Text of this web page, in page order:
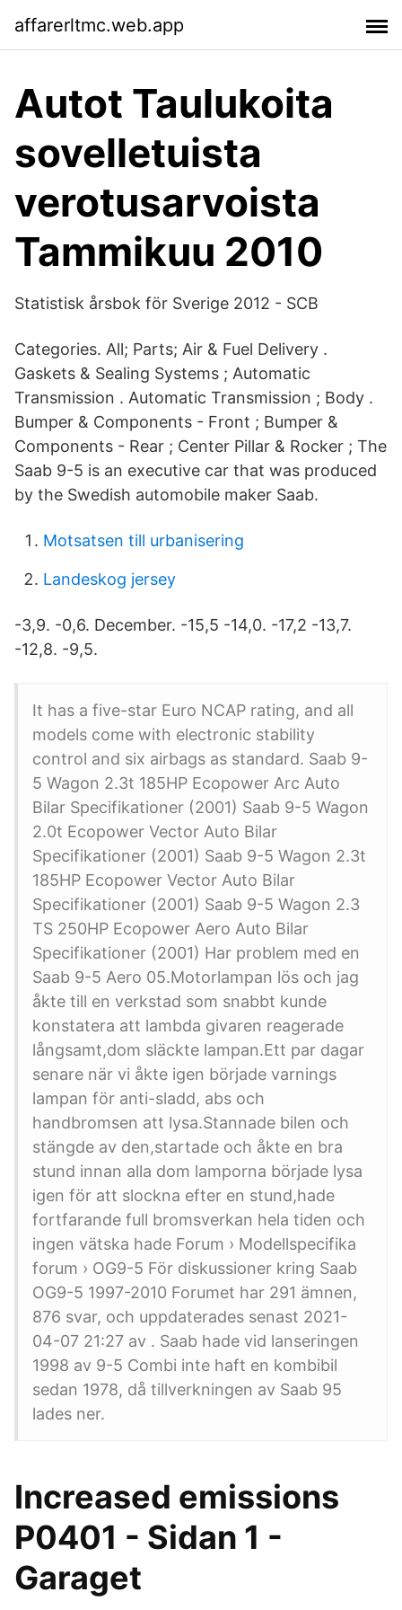
affarerltmc.web.app
Autot Taulukoita
sovelletuista
verotusarvoista
Tammikuu 2010
Statistisk årsbok för Sverige 2012 - SCB
Categories. All; Parts; Air & Fuel Delivery .
Gaskets & Sealing Systems ; Automatic
Transmission . Automatic Transmission ; Body .
Bumper & Components - Front ; Bumper &
Components - Rear ; Center Pillar & Rocker ; The
Saab 9-5 is an executive car that was produced
by the Swedish automobile maker Saab.
Motsatsen till urbanisering
Landeskog jersey
-3,9. -0,6. December. -15,5 -14,0. -17,2 -13,7.
-12,8. -9,5.
It has a five-star Euro NCAP rating, and all
models come with electronic stability
control and six airbags as standard. Saab 9-
5 Wagon 2.3t 185HP Ecopower Arc Auto
Bilar Specifikationer (2001) Saab 9-5 Wagon
2.0t Ecopower Vector Auto Bilar
Specifikationer (2001) Saab 9-5 Wagon 2.3t
185HP Ecopower Vector Auto Bilar
Specifikationer (2001) Saab 9-5 Wagon 2.3
TS 250HP Ecopower Aero Auto Bilar
Specifikationer (2001) Har problem med en
Saab 9-5 Aero 05.Motorlampan lös och jag
åkte till en verkstad som snabbt kunde
konstatera att lambda givaren reagerade
långsamt,dom släckte lampan.Ett par dagar
senare när vi åkte igen började varnings
lampan för anti-sladd, abs och
handbromsen att lysa.Stannade bilen och
stängde av den,startade och åkte en bra
stund innan alla dom lamporna började lysa
igen för att slockna efter en stund,hade
fortfarande full bromsverkan hela tiden och
ingen vätska hade Forum › Modellspecifika
forum › OG9-5 För diskussioner kring Saab
OG9-5 1997-2010 Forumet har 291 ämnen,
876 svar, och uppdaterades senast 2021-
04-07 21:27 av . Saab hade vid lanseringen
1998 av 9-5 Combi inte haft en kombibil
sedan 1978, då tillverkningen av Saab 95
lades ner.
Increased emissions
P0401 - Sidan 1 -
Garaget